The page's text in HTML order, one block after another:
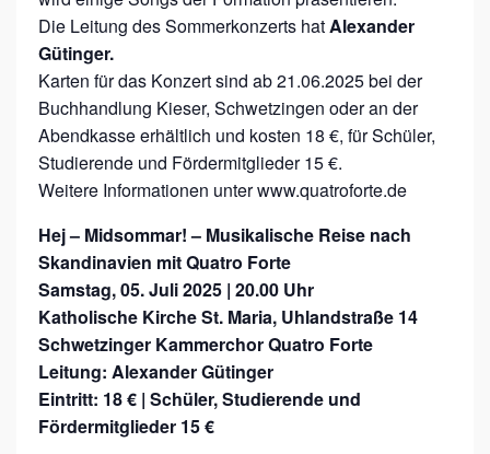
N
A
C
H
S
K
A
N
D
I
N
A
V
I
Die Leitung des Sommerkonzerts hatAlexander
Gütinger.
Karten für das Konzert sind ab 21.06.2025 bei der
Buchhandlung Kieser, Schwetzingen oder an der
Abendkasse erhältlich und kosten 18 €, für Schüler,
Studierende und Fördermitglieder 15 €.
Weitere Informationen unter www.quatroforte.de
Hej – Midsommar! – Musikalische Reise nach
Skandinavien mit Quatro Forte
Samstag, 05. Juli 2025 | 20.00 Uhr
Katholische Kirche St. Maria, Uhlandstraße 14
Schwetzinger Kammerchor Quatro Forte
Leitung: Alexander Gütinger
Eintritt: 18 € | Schüler, Studierende und
Fördermitglieder 15 €